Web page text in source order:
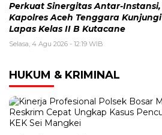
Perkuat Sinergitas Antar-Instansi,
Kapolres Aceh Tenggara Kunjungi
Lapas Kelas II B Kutacane
Selasa, 4 Agu 2026 - 12:19 WIB
HUKUM & KRIMINAL